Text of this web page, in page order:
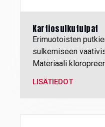
Kartiosulkutulpat
Erimuotoisten
sulkemiseen
Materiaali
LISÄTIEDOT